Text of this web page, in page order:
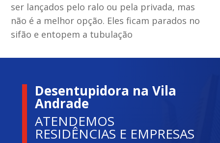
ser lançados pelo ralo ou pela privada, mas
não é a melhor opção. Eles ficam parados no
sifão e entopem a tubulação
Desentupidora na Vila
Andrade
ATENDEMOS
RESIDÊNCIAS E EMPRESAS